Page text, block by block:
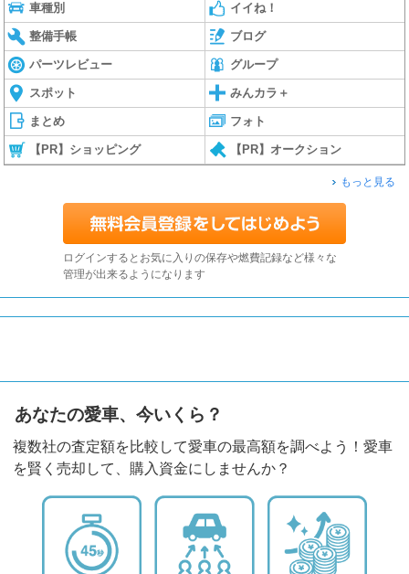
車種別 イイね！
整備手帳 ブログ
パーツレビュー グループ
スポット みんカラ＋
まとめ フォト
【PR】ショッピング 【PR】オークション
もっと見る
ログインするとお気に入りの保存や燃費記録など様々な
管理が出来るようになります
あなたの愛車、今いくら？
複数社の査定額を比較して愛車の最高額を調べよう！愛車
を賢く売却して、購入資金にしませんか？